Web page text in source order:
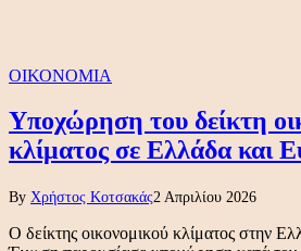
ΟΙΚΟΝΟΜΙΑ
Υποχώρηση του δείκτη
κλίματος σε Ελλάδα και
By Χρήστος Κοτσακάς2 Απριλίου 2026
Ο δείκτης οικονομικού κλίματος στην